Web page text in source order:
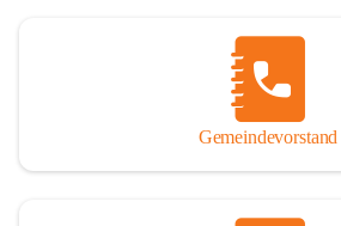
Gemeindevorstand